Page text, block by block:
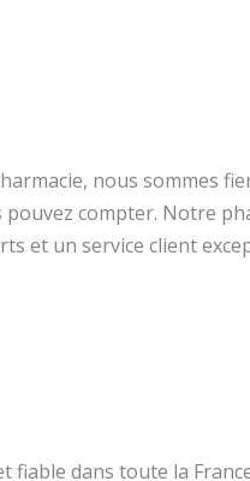
nous sommes
compter. Notre
et un service client
dans toute la